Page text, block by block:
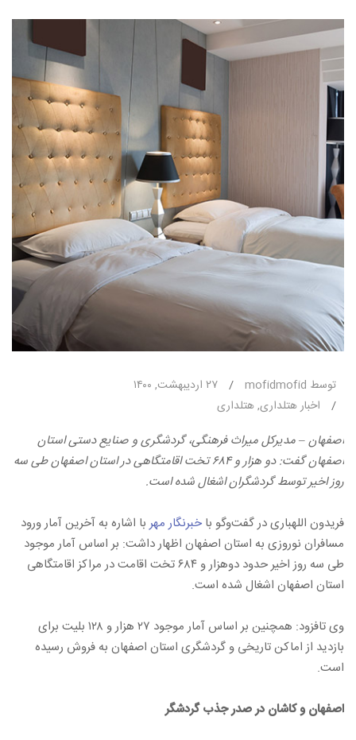
توسط mofidmofid / ۲۷ اردیبهشت, ۱۴۰۰
/
اخبار هتلداری,هتلداری
اصفهان – مدیرکل میراث فرهنگی، گردشگری و صنایع دستی استان
اصفهان گفت: دو هزار و ۶۸۴ تخت اقامتگاهی در استان اصفهان طی سه
روز اخیر توسط گردشگران اشغال شده است.
فریدون اللهباری در گفت‌وگو با خبرنگار مهربا اشاره به آخرین آمار ورود
مسافران نوروزی به استان اصفهان اظهار داشت: بر اساس آمار موجود
طی سه روز اخیر حدود دوهزار و ۶۸۴ تخت اقامت در مراکز اقامتگاهی
استان اصفهان اشغال شده است.
وی تافزود: همچنین بر اساس آمار موجود ۲۷ هزار و ۱۲۸ بلیت برای
بازدید از اماکن تاریخی و گردشگری استان اصفهان به فروش رسیده
است.
اصفهان و کاشان در صدر جذب گردشگر